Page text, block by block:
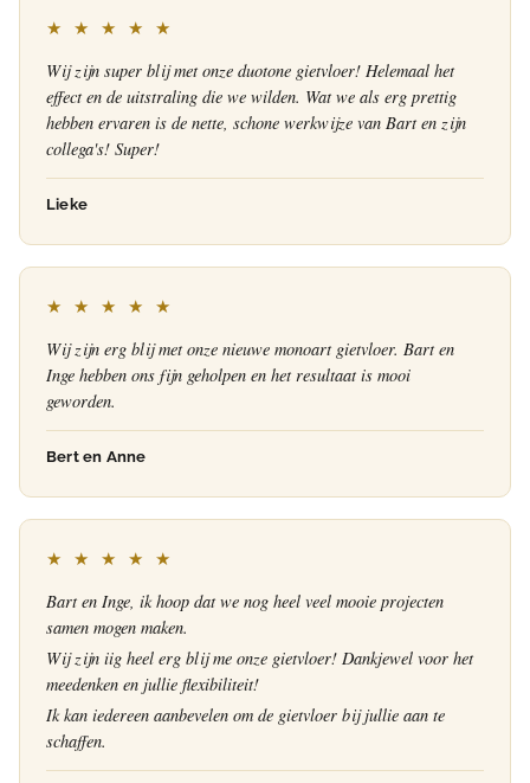
★ ★ ★ ★ ★
Wij zijn super blij met onze duotone gietvloer! Helemaal het
effect en de uitstraling die we wilden. Wat we als erg prettig
hebben ervaren is de nette, schone werkwijze van Bart en zijn
collega's! Super!
Lieke
★ ★ ★ ★ ★
Wij zijn erg blij met onze nieuwe monoart gietvloer. Bart en
Inge hebben ons fijn geholpen en het resultaat is mooi
geworden.
Bert en Anne
★ ★ ★ ★ ★
Bart en Inge, ik hoop dat we nog heel veel mooie projecten
samen mogen maken.
Wij zijn iig heel erg blij me onze gietvloer! Dankjewel voor het
meedenken en jullie flexibiliteit!
Ik kan iedereen aanbevelen om de gietvloer bij jullie aan te
schaffen.